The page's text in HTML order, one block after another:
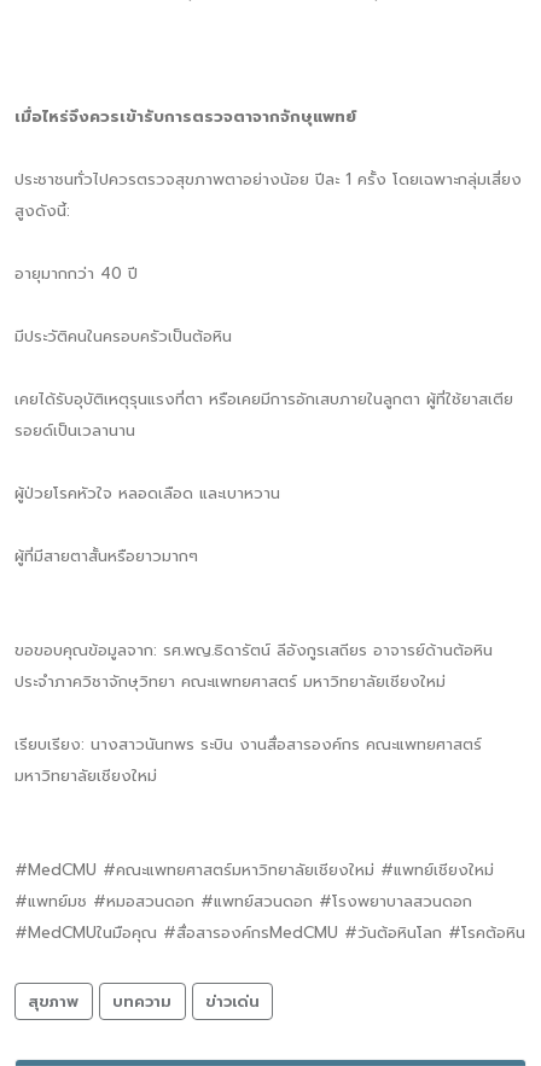
เมื่อไหร่จึงควรเข้ารับการตรวจตาจากจักษุแพทย์
ประชาชนทั่วไปควรตรวจสุขภาพตาอย่างน้อย ปีละ 1 ครั้ง โดยเฉพาะกลุ่มเสี่ยง
สูงดังนี้:
อายุมากกว่า 40 ปี
มีประวัติคนในครอบครัวเป็นต้อหิน
เคยได้รับอุบัติเหตุรุนแรงที่ตา หรือเคยมีการอักเสบภายในลูกตา ผู้ที่ใช้ยาสเตีย
รอยด์เป็นเวลานาน
ผู้ป่วยโรคหัวใจ หลอดเลือด และเบาหวาน
ผู้ที่มีสายตาสั้นหรือยาวมากๆ
ขอขอบคุณข้อมูลจาก: รศ.พญ.ธิดารัตน์ ลีอังกูรเสถียร อาจารย์ด้านต้อหิน
ประจำภาควิชาจักษุวิทยา คณะแพทยศาสตร์ มหาวิทยาลัยเชียงใหม่
เรียบเรียง: นางสาวนันทพร ระบิน งานสื่อสารองค์กร คณะแพทยศาสตร์
มหาวิทยาลัยเชียงใหม่
#MedCMU #คณะแพทยศาสตร์มหาวิทยาลัยเชียงใหม่ #แพทย์เชียงใหม่
#แพทย์มช #หมอสวนดอก #แพทย์สวนดอก #โรงพยาบาลสวนดอก
#MedCMUในมือคุณ #สื่อสารองค์กรMedCMU #วันต้อหินโลก #โรคต้อหิน
สุขภาพ บทความ ข่าวเด่น